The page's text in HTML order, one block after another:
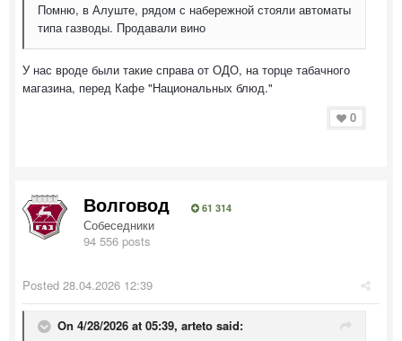
Помню, в Алуште, рядом с набережной стояли автоматы
типа газводы. Продавали вино
У нас вроде были такие справа от ОДО, на торце табачного
магазина, перед Кафе "Национальных блюд."
0
Волговод 61 314
Собеседники
94 556 posts
Posted 28.04.2026 12:39
On 4/28/2026 at 05:39, arteto said: